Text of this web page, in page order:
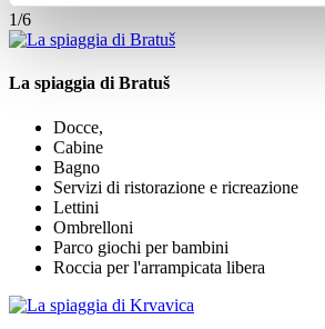
1/6
La spiaggia di Bratuš
Docce,
Cabine
Bagno
Servizi di ristorazione e ricreazione
Lettini
Ombrelloni
Parco giochi per bambini
Roccia per l'arrampicata libera